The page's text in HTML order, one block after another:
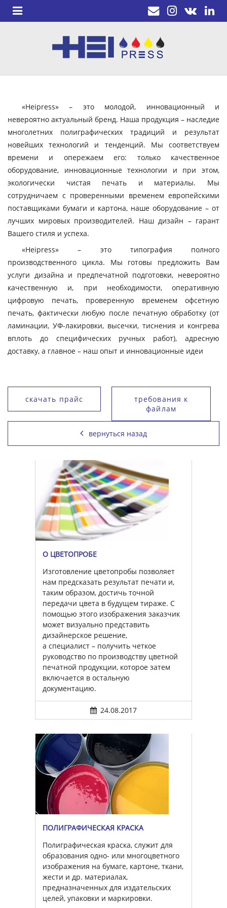
«Heipress» – это молодой, инновационный и
невероятно актуальный бренд. Наша продукция – наследие
многолетних полиграфических традиций и результат
новейших технологий и тенденций. Мы соответствуем
времени и опережаем его: только качественное
оборудование, инновационные технологии и при этом,
экологически чистая печать и материалы. Мы
сотрудничаем с проверенными временем европейскими
поставщиками бумаги и картона, наше оборудование – от
лучших мировых производителей. Наш дизайн – гарант
Вашего стиля и успеха.
«Heipress» – это типография полного
производственного цикла. Мы готовы предложить Вам
услуги дизайна и предпечатной подготовки, невероятно
качественную и, при необходимости, оперативную
цифровую печать, проверенную временем офсетную
печать, фактически любую после печатную обработку (от
ламинации, УФ-лакировки, высечки, тиснения и конгрева
вплоть до специфических ручных работ), адресную
доставку, а главное – наш опыт и инновационные идеи
скачать прайс
требования к
файлам
вернуться назад
О ЦВЕТОПРОБЕ
Изготовление цветопробы позволяет
нам предсказать результат печати и,
таким образом, достичь точной
передачи цвета в будущем тираже. С
помощью этого изображения заказчик
может визуально представить
дизайнерское решение,
а специалист – получить четкое
руководство по производству цветной
печатной продукции, которое затем
включается в остальную
документацию.
24.08.2017
ПОЛИГРАФИЧЕСКАЯ КРАСКА
Полиграфическая краска, служит для
образования одно- или многоцветного
изображения на бумаге, картоне, ткани,
жести и др. материалах,
предназначенных для издательских
целей, упаковки и маркировки.